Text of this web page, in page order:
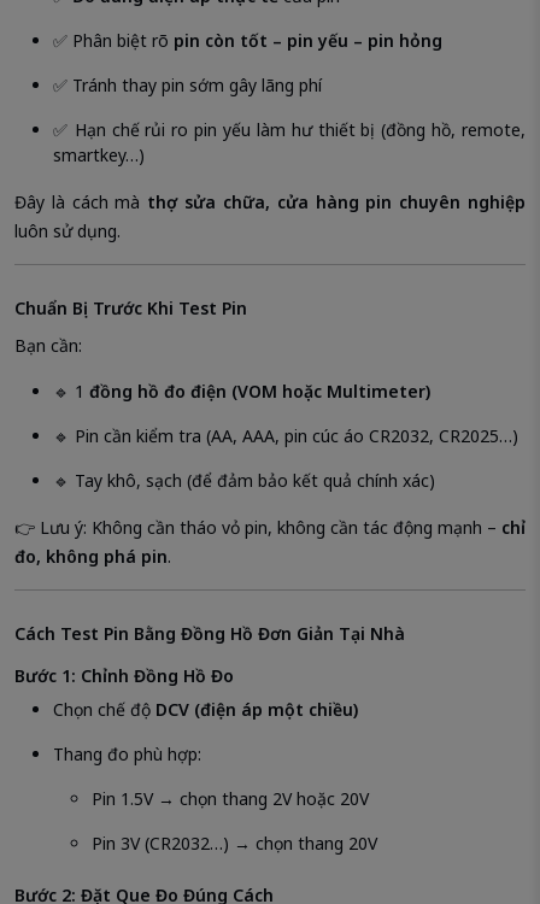
✅ Phân biệt rõ pin còn tốt – pin yếu – pin hỏng
✅ Tránh thay pin sớm gây lãng phí
✅ Hạn chế rủi ro pin yếu làm hư thiết bị (đồng hồ, remote,
smartkey…)
Đây là cách mà thợ sửa chữa, cửa hàng pin chuyên nghiệp
luôn sử dụng.
Chuẩn Bị Trước Khi Test Pin
Bạn cần:
🔹 1 đồng hồ đo điện (VOM hoặc Multimeter)
🔹 Pin cần kiểm tra (AA, AAA, pin cúc áo CR2032, CR2025…)
🔹 Tay khô, sạch (để đảm bảo kết quả chính xác)
👉 Lưu ý: Không cần tháo vỏ pin, không cần tác động mạnh – chỉ
đo, không phá pin.
Cách Test Pin Bằng Đồng Hồ Đơn Giản Tại Nhà
Bước 1: Chỉnh Đồng Hồ Đo
Chọn chế độ DCV (điện áp một chiều)
Thang đo phù hợp:
Pin 1.5V → chọn thang 2V hoặc 20V
Pin 3V (CR2032…) → chọn thang 20V
Bước 2: Đặt Que Đo Đúng Cách